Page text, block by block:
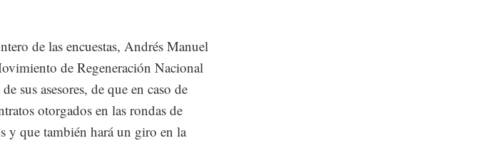
de las encuestas, Andrés Manuel
de Regeneración Nacional
sus asesores, de que en caso de
otorgados en las rondas de
y que también hará un giro en la